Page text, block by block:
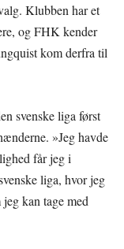
Klubben har et
og FHK kender
kom derfra til
svenske liga først
»Jeg havde
får jeg i
liga, hvor jeg
kan tage med